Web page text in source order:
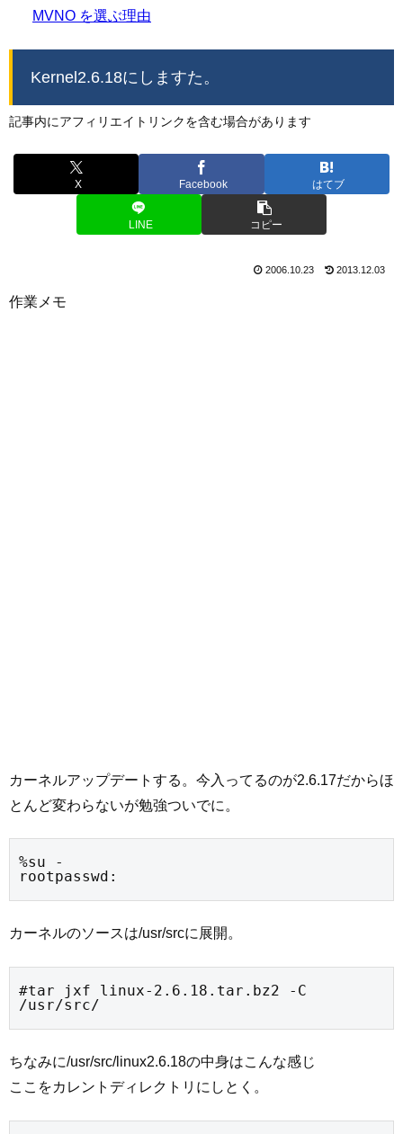
MVNO を選ぶ理由
Kernel2.6.18にしますた。
記事内にアフィリエイトリンクを含む場合があります
X Facebook はてブ
LINE コピー
2006.10.23 2013.12.03
作業メモ
カーネルアップデートする。今入ってるのが2.6.17だからほ
とんど変わらないが勉強ついでに。
%su -
rootpasswd:
カーネルのソースは/usr/srcに展開。
#tar jxf linux-2.6.18.tar.bz2 -C
/usr/src/
ちなみに/usr/src/linux2.6.18の中身はこんな感じ
ここをカレントディレクトリにしとく。